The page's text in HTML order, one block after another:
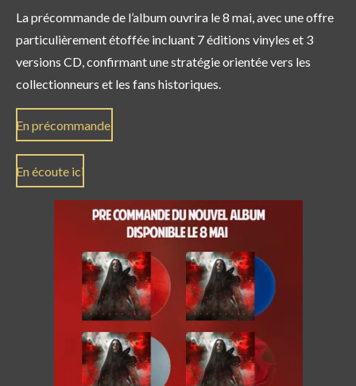
La précommande de l’album ouvrira le 8 mai, avec une offre
particulièrement étoffée incluant 7 éditions vinyles et 3
versions CD, confirmant une stratégie orientée vers les
collectionneurs et les fans historiques.
En précommande
En écoute ici